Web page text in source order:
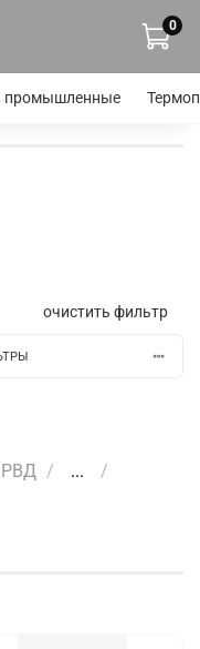
0
промышленные
очистить фильтр
РВД
...